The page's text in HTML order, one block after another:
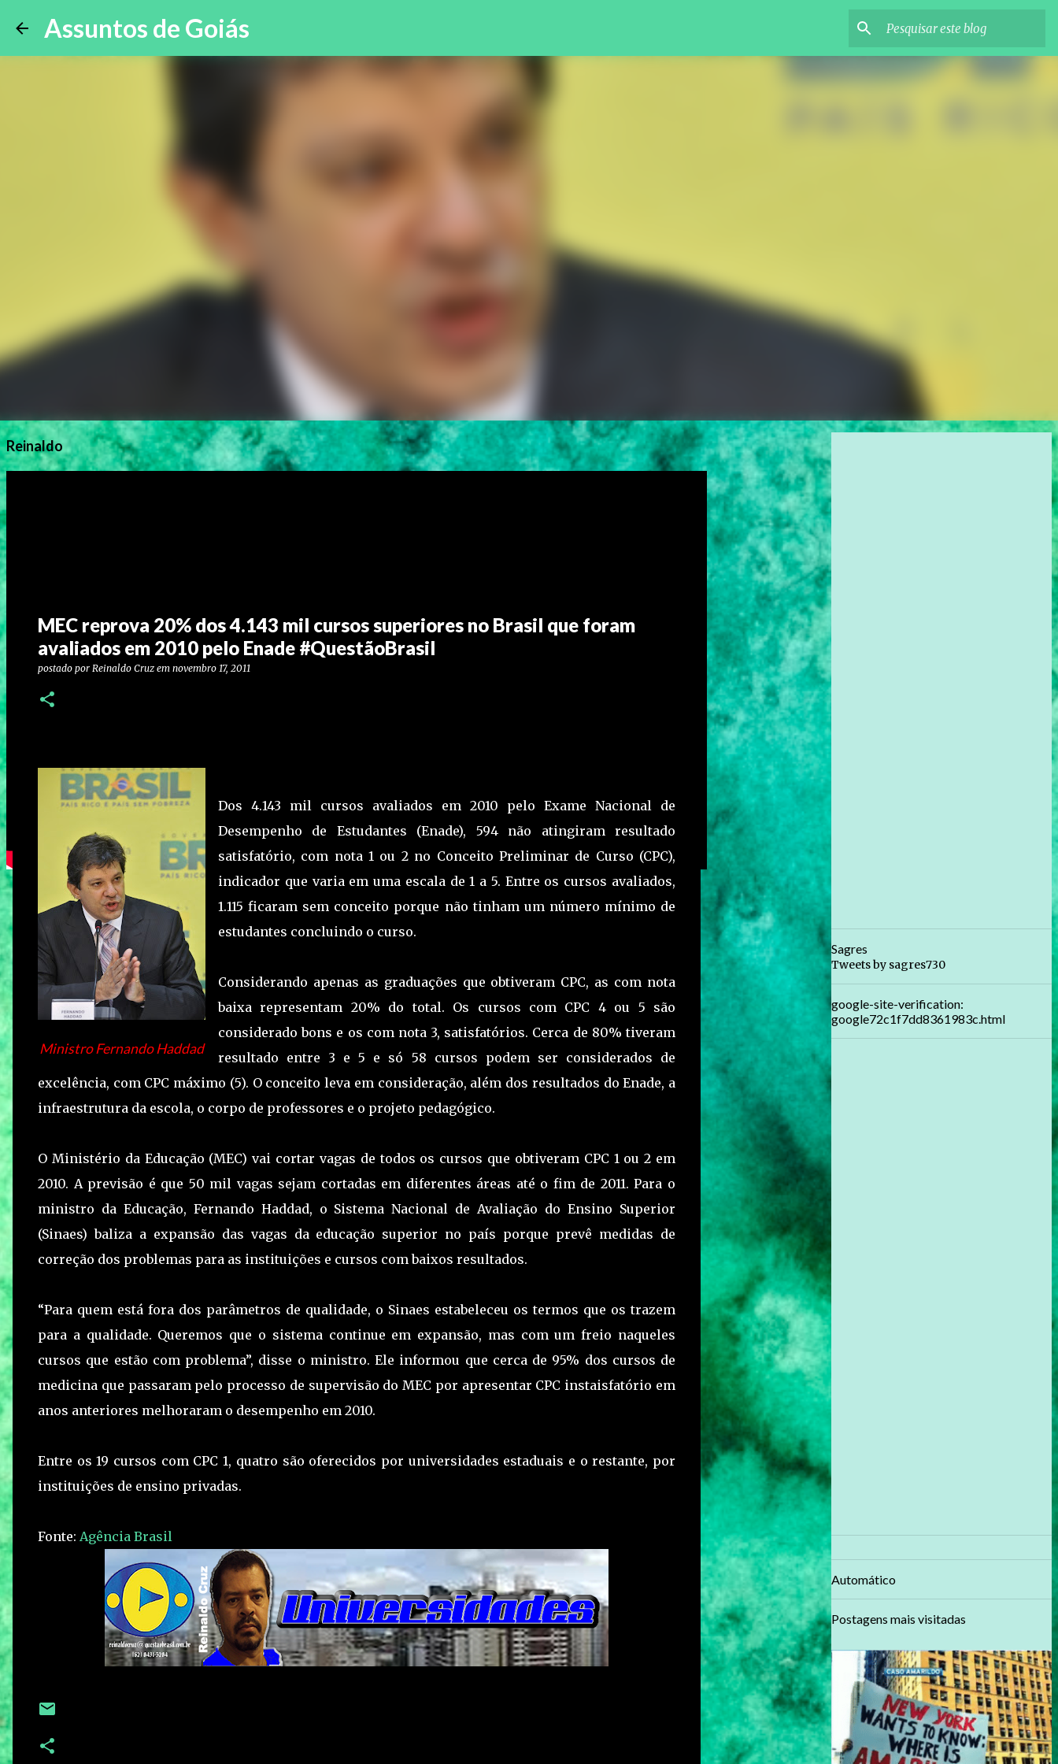
Assuntos de Goiás
Reinaldo
MEC reprova 20% dos 4.143 mil cursos superiores no Brasil que foram
avaliados em 2010 pelo Enade #QuestãoBrasil
postado por Reinaldo Cruz em novembro 17, 2011
Ministro Fernando Haddad
Dos 4.143 mil cursos avaliados em 2010 pelo Exame Nacional de
Desempenho de Estudantes (Enade), 594 não atingiram resultado
satisfatório, com nota 1 ou 2 no Conceito Preliminar de Curso (CPC),
indicador que varia em uma escala de 1 a 5. Entre os cursos avaliados,
1.115 ficaram sem conceito porque não tinham um número mínimo de
estudantes concluindo o curso.
Considerando apenas as graduações que obtiveram CPC, as com nota
baixa representam 20% do total. Os cursos com CPC 4 ou 5 são
considerado bons e os com nota 3, satisfatórios. Cerca de 80% tiveram
resultado entre 3 e 5 e só 58 cursos podem ser considerados de
excelência, com CPC máximo (5). O conceito leva em consideração, além dos resultados do Enade, a
infraestrutura da escola, o corpo de professores e o projeto pedagógico.
O Ministério da Educação (MEC) vai cortar vagas de todos os cursos que obtiveram CPC 1 ou 2 em
2010. A previsão é que 50 mil vagas sejam cortadas em diferentes áreas até o fim de 2011. Para o
ministro da Educação, Fernando Haddad, o Sistema Nacional de Avaliação do Ensino Superior
(Sinaes) baliza a expansão das vagas da educação superior no país porque prevê medidas de
correção dos problemas para as instituições e cursos com baixos resultados.
“Para quem está fora dos parâmetros de qualidade, o Sinaes estabeleceu os termos que os trazem
para a qualidade. Queremos que o sistema continue em expansão, mas com um freio naqueles
cursos que estão com problema”, disse o ministro. Ele informou que cerca de 95% dos cursos de
medicina que passaram pelo processo de supervisão do MEC por apresentar CPC instaisfatório em
anos anteriores melhoraram o desempenho em 2010.
Entre os 19 cursos com CPC 1, quatro são oferecidos por universidades estaduais e o restante, por
instituições de ensino privadas.
Fonte: Agência Brasil
Sagres
Tweets by sagres730
google-site-verification:
google72c1f7dd8361983c.html
Automático
Postagens mais visitadas